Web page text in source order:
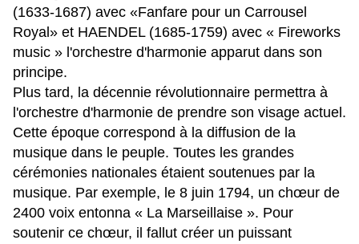
(1633-1687) avec «Fanfare pour un Carrousel
Royal» et HAENDEL (1685-1759) avec « Fireworks
music » l'orchestre d'harmonie apparut dans son
principe.
Plus tard, la décennie révolutionnaire permettra à
l'orchestre d'harmonie de prendre son visage actuel.
Cette époque correspond à la diffusion de la
musique dans le peuple. Toutes les grandes
cérémonies nationales étaient soutenues par la
musique. Par exemple, le 8 juin 1794, un chœur de
2400 voix entonna « La Marseillaise ». Pour
soutenir ce chœur, il fallut créer un puissant